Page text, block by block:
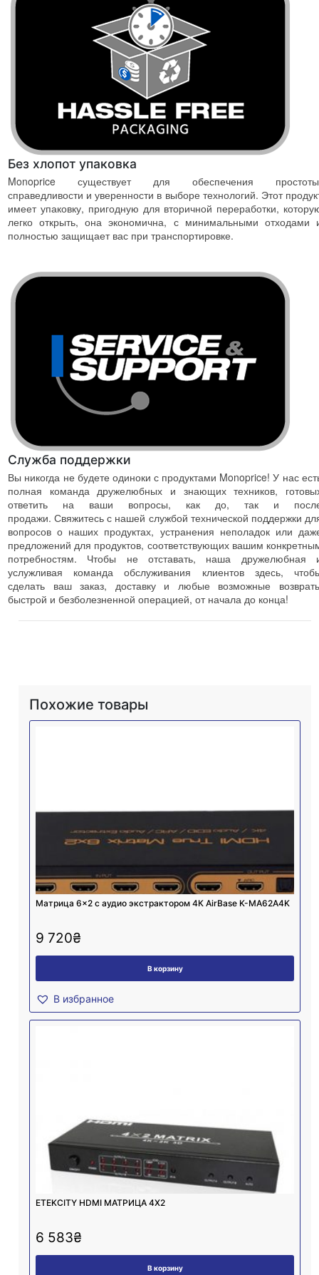
Без хлопот упаковка
Monoprice существует для обеспечения
справедливости и уверенности в выборе технологий. Этот
имеет упаковку, пригодную для вторичной переработки,
легко открыть, она экономична, с минимальными отходами
полностью защищает вас при транспортировке.
Служба поддержки
Вы никогда не будете одиноки с продуктами Monoprice! У нас
полная команда дружелюбных и знающих техников,
ответить на ваши вопросы, как до, так и
продажи. Свяжитесь с нашей службой технической поддержки
вопросов о наших продуктах, устранения неполадок или
предложений для продуктов, соответствующих вашим
потребностям. Чтобы не отставать, наша дружелюбная
услужливая команда обслуживания клиентов здесь,
сделать ваш заказ, доставку и любые возможные
быстрой и безболезненной операцией, от начала до конца!
Похожие товары
Матрица 6×2 с аудио экстрактором 4К AirBase K-MA62A4K
9 720₴
В корзину
В избранное
ETEKCITY HDMI МАТРИЦА 4Х2
6 583₴
В корзину